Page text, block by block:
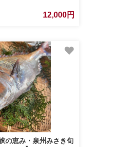
料無料【1262700】
12,000円
の恵み・泉州みさき旬